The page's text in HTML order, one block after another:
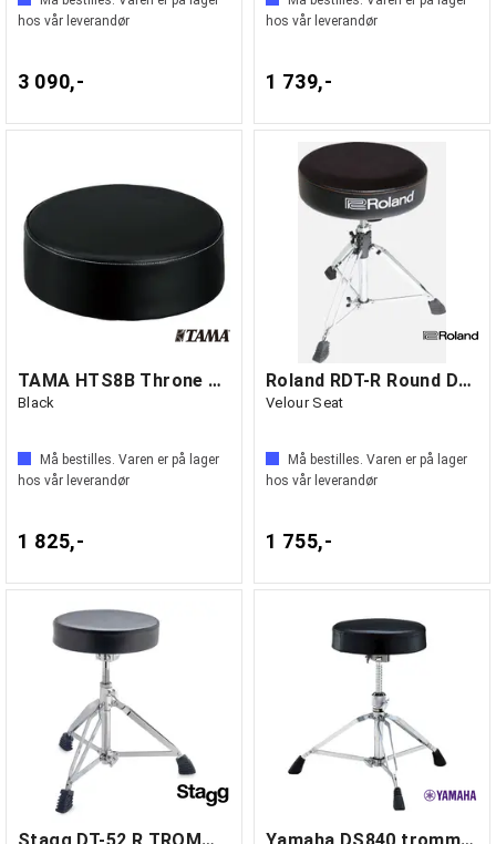
hos vår leverandør
3 090,-
hos vår leverandør
1 739,-
TAMA HTS8B Throne Seat, Round Rider XL,
Black
Må bestilles. Varen er på lager
hos vår leverandør
1 825,-
Roland RDT-R Round Drum Throne
Velour Seat
Må bestilles. Varen er på lager
hos vår leverandør
1 755,-